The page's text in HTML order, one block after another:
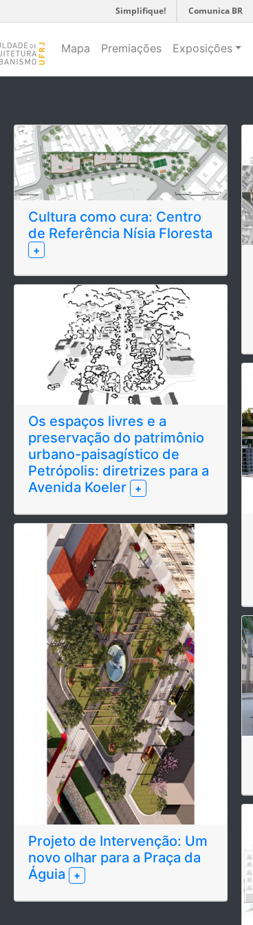
Simplifique! Comunica BR
Mapa Premiações Exposições
Cultura como cura: Centro
de Referência Nísia Floresta
+
Os espaços livres e a
preservação do patrimônio
urbano-paisagístico de
Petrópolis: diretrizes para a
Avenida Koeler
+
Projeto de Intervenção: Um
novo olhar para a Praça da
Águia
+